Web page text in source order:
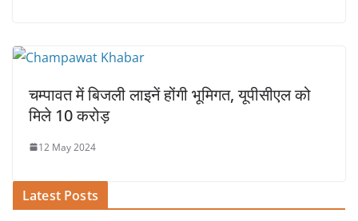
चम्पावत में बिजली लाइनें होंगी भूमिगत, ​यूपीसीएल को
मिले 10 करोड़
12 May 2024
Latest Posts